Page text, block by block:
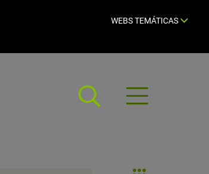
WEBS TEMÁTICAS
Abrir
menú